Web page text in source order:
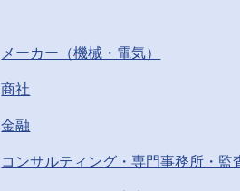
メーカー（機械・電気）
商社
金融
コンサルティング・専門事務所・